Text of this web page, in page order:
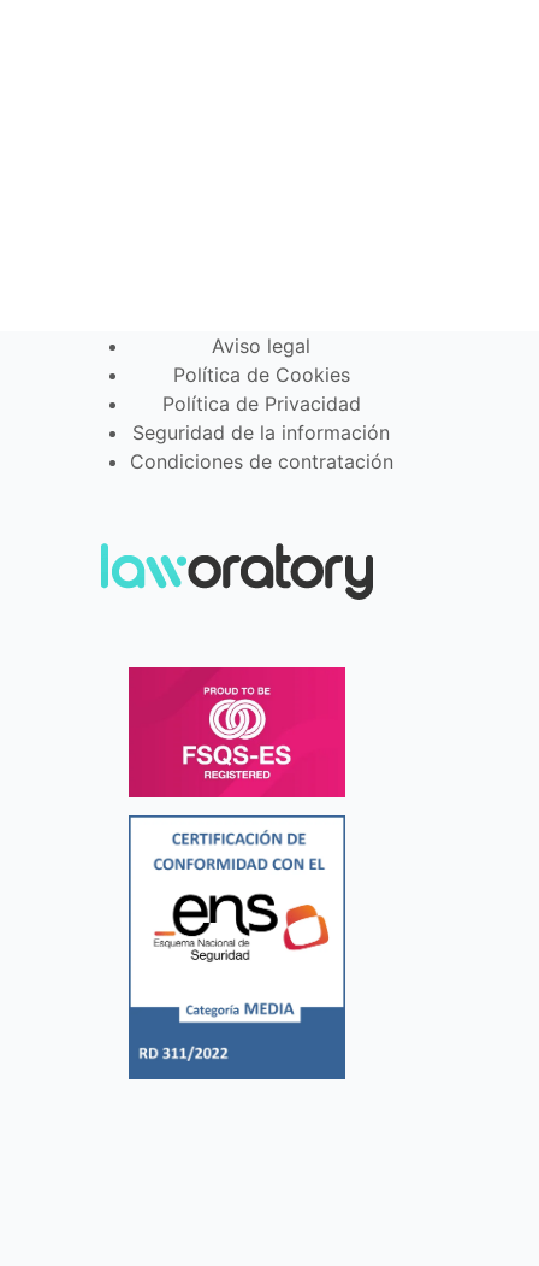
Aviso legal
Política de Cookies
Política de Privacidad
Seguridad de la información
Condiciones de contratación